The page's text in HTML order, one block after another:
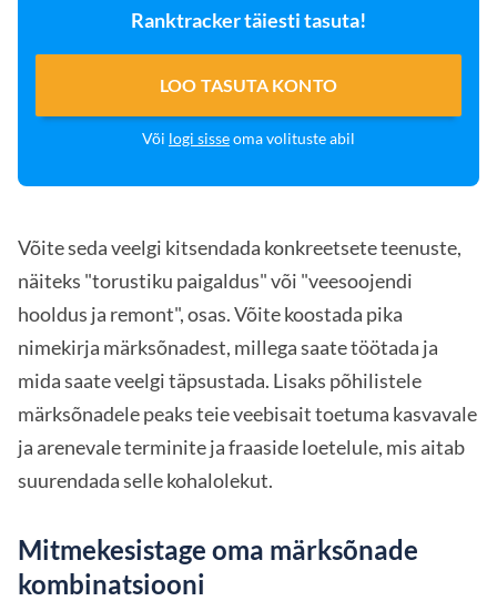
Ranktracker täiesti tasuta!
LOO TASUTA KONTO
Või logi sisseoma volituste abil
Võite seda veelgi kitsendada konkreetsete teenuste,
näiteks "torustiku paigaldus" või "veesoojendi
hooldus ja remont", osas. Võite koostada pika
nimekirja märksõnadest, millega saate töötada ja
mida saate veelgi täpsustada. Lisaks põhilistele
märksõnadele peaks teie veebisait toetuma kasvavale
ja arenevale terminite ja fraaside loetelule, mis aitab
suurendada selle kohalolekut.
Mitmekesistage oma märksõnade
kombinatsiooni